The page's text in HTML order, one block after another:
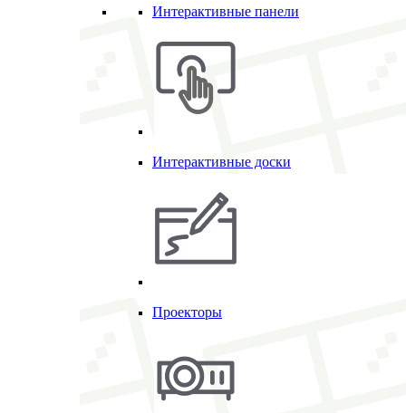
Интерактивные панели
Интерактивные доски
Проекторы